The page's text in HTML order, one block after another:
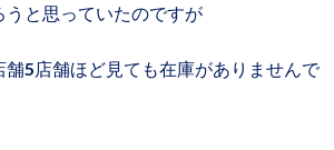
と思っていたのですが
5店舗ほど見ても在庫がありませんで